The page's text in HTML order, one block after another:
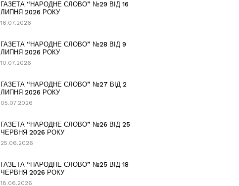
ГАЗЕТА “НАРОДНЕ СЛОВО” №29 ВІД 16
ЛИПНЯ 2026 РОКУ
16.07.2026
ГАЗЕТА “НАРОДНЕ СЛОВО” №28 ВІД 9
ЛИПНЯ 2026 РОКУ
10.07.2026
ГАЗЕТА “НАРОДНЕ СЛОВО” №27 ВІД 2
ЛИПНЯ 2026 РОКУ
05.07.2026
ГАЗЕТА “НАРОДНЕ СЛОВО” №26 ВІД 25
ЧЕРВНЯ 2026 РОКУ
25.06.2026
ГАЗЕТА “НАРОДНЕ СЛОВО” №25 ВІД 18
ЧЕРВНЯ 2026 РОКУ
18.06.2026